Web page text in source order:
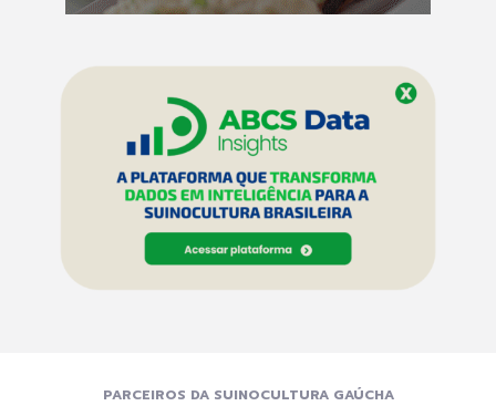
PARCEIROS DA SUINOCULTURA GAÚCHA